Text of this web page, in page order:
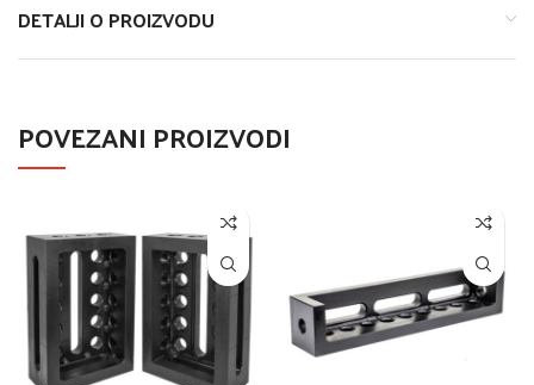
DETALJI O PROIZVODU
POVEZANI PROIZVODI